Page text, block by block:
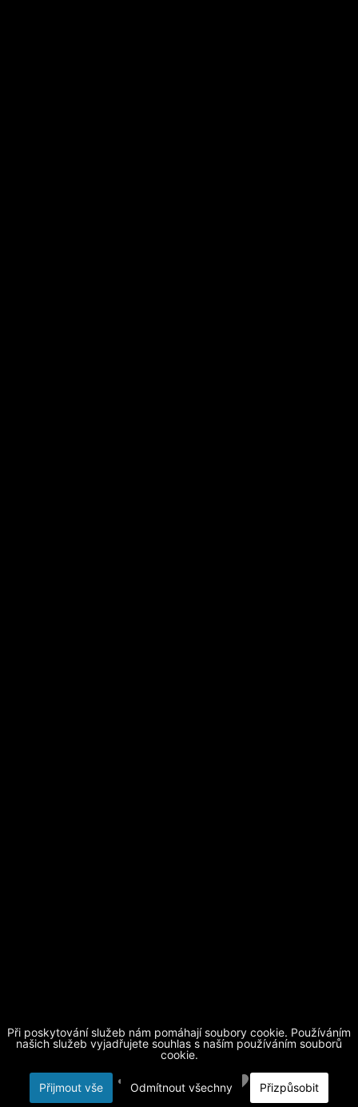
Při poskytování služeb nám pomáhají soubory cookie. Používáním
našich služeb vyjadřujete souhlas s naším používáním souborů
cookie.
Přijmout vše Odmítnout všechny Přizpůsobit